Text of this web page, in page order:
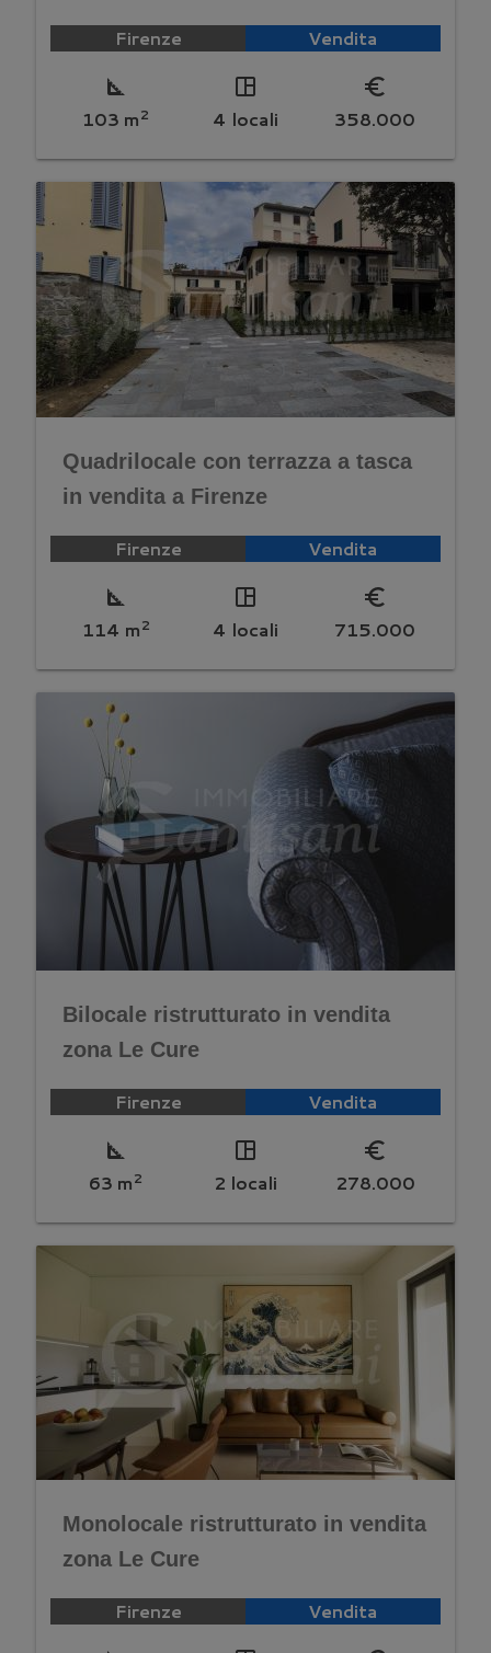
Firenze Vendita
square_foot
103 m2
space_dashboard
4 locali
euro_symbol
358.000
Quadrilocale con terrazza a tasca
in vendita a Firenze
Firenze Vendita
square_foot
114 m2
space_dashboard
4 locali
euro_symbol
715.000
Bilocale ristrutturato in vendita
zona Le Cure
Firenze Vendita
square_foot
63 m2
space_dashboard
2 locali
euro_symbol
278.000
Monolocale ristrutturato in vendita
zona Le Cure
Firenze Vendita